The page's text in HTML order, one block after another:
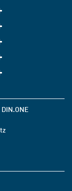
DIN.ONE